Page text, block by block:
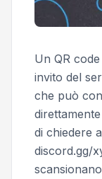
Un QR
invito del
che può
di chiedere
discord.gg/